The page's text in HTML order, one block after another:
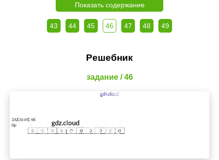
Показать содержание
43 44 45 46 47 48 49
Решебник
задание / 46